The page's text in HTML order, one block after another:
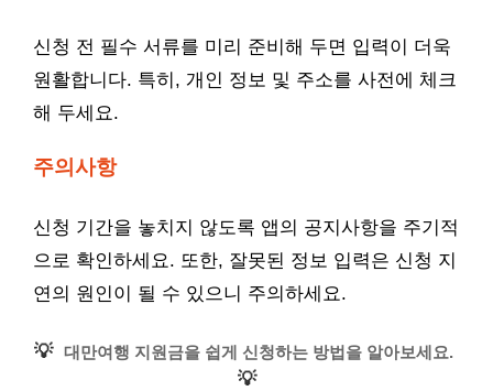
신청 전 필수 서류를 미리 준비해 두면 입력이 더욱
원활합니다. 특히, 개인 정보 및 주소를 사전에 체크
해 두세요.
주의사항
신청 기간을 놓치지 않도록 앱의 공지사항을 주기적
으로 확인하세요. 또한, 잘못된 정보 입력은 신청 지
연의 원인이 될 수 있으니 주의하세요.
💡 대만여행 지원금을 쉽게 신청하는 방법을 알아보세요.
💡